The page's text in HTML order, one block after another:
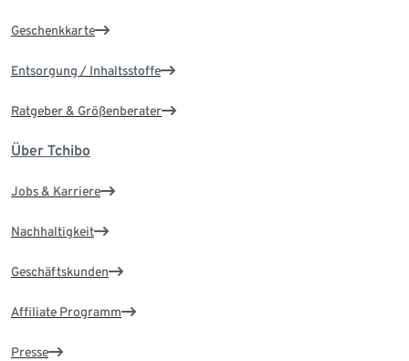
Geschenkkarte
Entsorgung / Inhaltsstoffe
Ratgeber & Größenberater
Über Tchibo
Jobs & Karriere
Nachhaltigkeit
Geschäftskunden
Affiliate Programm
Presse